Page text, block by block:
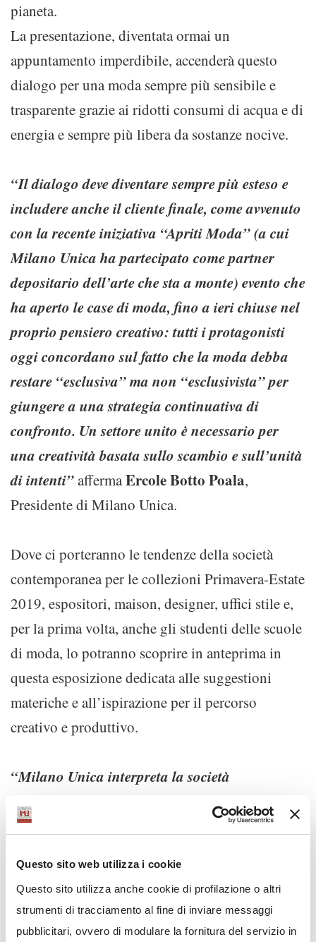
Questo sito web utilizza i cookie
Questo sito utilizza anche cookie di profilazione o altri
strumenti di tracciamento al fine di inviare messaggi
pubblicitari, ovvero di modulare la fornitura del servizio in
pianeta.
La presentazione, diventata ormai un
appuntamento imperdibile, accenderà questo
dialogo per una moda sempre più sensibile e
trasparente grazie ai ridotti consumi di acqua e di
energia e sempre più libera da sostanze nocive.
“Il dialogo deve diventare sempre più esteso e
includere anche il cliente finale, come avvenuto
con la recente iniziativa “Apriti Moda” (a cui
Milano Unica ha partecipato come partner
depositario dell’arte che sta a monte) evento che
ha aperto le case di moda, fino a ieri chiuse nel
proprio pensiero creativo: tutti i protagonisti
oggi concordano sul fatto che la moda debba
restare “esclusiva” ma non “esclusivista” per
giungere a una strategia continuativa di
confronto. Un settore unito è necessario per
una creatività basata sullo scambio e sull’unità
di intenti”affermaErcole Botto Poala,
Presidente di Milano Unica.
Dove ci porteranno le tendenze della società
contemporanea per le collezioni Primavera-Estate
2019, espositori, maison, designer, uffici stile e,
per la prima volta, anche gli studenti delle scuole
di moda, lo potranno scoprire in anteprima in
questa esposizione dedicata alle suggestioni
materiche e all’ispirazione per il percorso
creativo e produttivo.
“Milano Unica interpreta la società
internazionale perché la moda possa cogliere
dalla sua ricerca le idee per le collezioni di
rinascita del nostro pianeta sempre più
minacciato da accordi transnazionaIi disattesi
o irrisi. A Milano Unica nascono le idee e gli